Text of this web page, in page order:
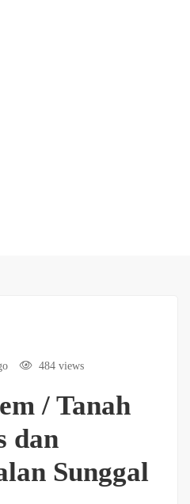
484 views
/ Tanah
dan
Sunggal